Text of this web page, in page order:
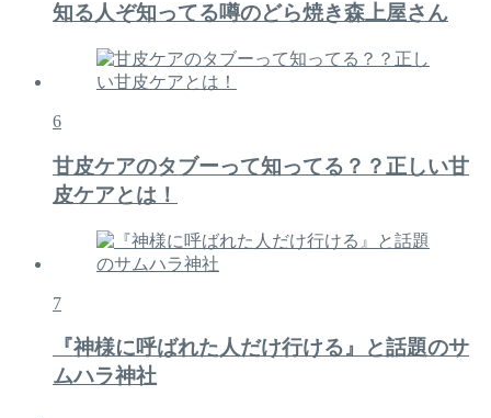
知る人ぞ知ってる噂のどら焼き森上屋さん
6
甘皮ケアのタブーって知ってる？？正しい甘
皮ケアとは！
7
『神様に呼ばれた人だけ行ける』と話題のサ
ムハラ神社